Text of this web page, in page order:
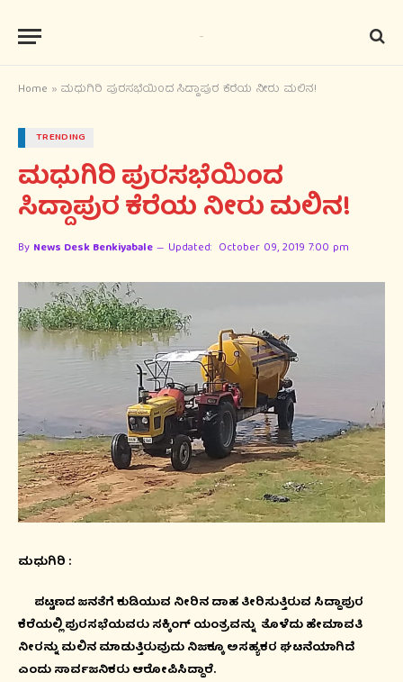
Home » ಮಧುಗಿರಿ ಪುರಸಭೆಯಿಂದ ಸಿದ್ದಾಪುರ ಕೆರೆಯ ನೀರು ಮಲಿನ!
TRENDING
ಮಧುಗಿರಿ ಪುರಸಭೆಯಿಂದ
ಸಿದ್ದಾಪುರ ಕೆರೆಯ ನೀರು ಮಲಿನ!
By News Desk Benkiyabale Updated: October 09, 2019 7:00 pm
ಮಧುಗಿರಿ :
ಪಟ್ಟಣದ ಜನತೆಗೆ ಕುಡಿಯುವ ನೀರಿನ ದಾಹ ತೀರಿಸುತ್ತಿರುವ ಸಿದ್ದಾಪುರ
ಕೆರೆಯಲ್ಲಿ ಪುರಸಭೆಯವರು ಸಕ್ಕಿಂಗ್ ಯಂತ್ರವನ್ನು ತೊಳೆದು ಹೇಮಾವತಿ
ನೀರನ್ನು ಮಲಿನ ಮಾಡುತ್ತಿರುವುದು ನಿಜಕ್ಕೂ ಅಸಹ್ಯಕರ ಘಟನೆಯಾಗಿದೆ
ಎಂದು ಸಾರ್ವಜನಿಕರು ಆರೋಪಿಸಿದ್ದಾರೆ.